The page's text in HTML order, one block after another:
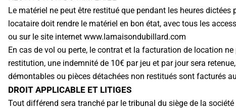
Le matériel ne peut être restitué que pendant les heures
locataire doit rendre le matériel en bon état, avec tous les
ou sur le site internet www.lamaisondubillard.com
En cas de vol ou perte, le contrat et la facturation de location
restitution, une indemnité de 10€ par jeu et par jour sera
démontables ou pièces détachées non restitués sont facturés
DROIT APPLICABLE ET LITIGES
Tout différend sera tranché par le tribunal du siège de la